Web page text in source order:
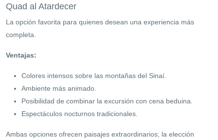
Quad al Atardecer
La opción favorita para quienes desean una experiencia más
completa.
Ventajas:
Colores intensos sobre las montañas del Sinaí.
Ambiente más animado.
Posibilidad de combinar la excursión con cena beduina.
Espectáculos nocturnos tradicionales.
Ambas opciones ofrecen paisajes extraordinarios; la elección